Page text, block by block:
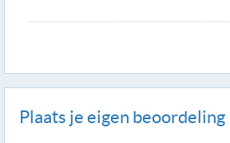
Plaats je eigen beoordeling